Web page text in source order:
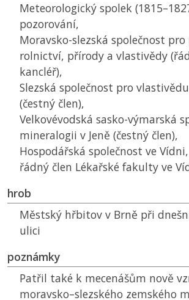
Meteorologický spolek
pozorování,
Moravsko-slezská společnost pro
rolnictví, přírody a vlastivědy
kancléř),
Slezská společnost pro
(čestný člen),
Velkovévodská sasko-výmarská
mineralogii v Jeně (čestný člen),
Hospodářská společnost ve Vídni,
řádný člen Lékařské fakulty ve
hrob
Městský hřbitov v Brně při
ulici
poznámky
Patřil také k mecenášům nově
moravsko–slezského zemského